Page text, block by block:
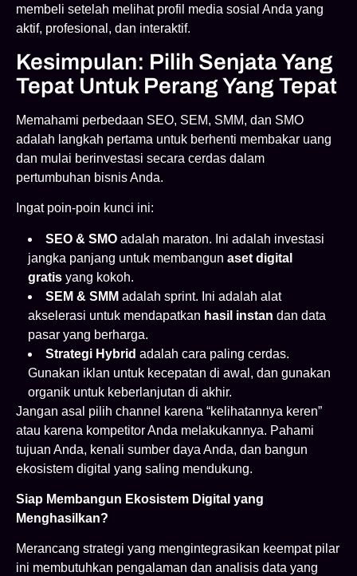
membeli setelah melihat profil media sosial Anda yang
aktif, profesional, dan interaktif.
Kesimpulan: Pilih Senjata Yang
Tepat Untuk Perang Yang Tepat
Memahami perbedaan SEO, SEM, SMM, dan SMO
adalah langkah pertama untuk berhenti membakar uang
dan mulai berinvestasi secara cerdas dalam
pertumbuhan bisnis Anda.
Ingat poin-poin kunci ini:
SEO & SMO adalah maraton. Ini adalah investasi
jangka panjang untuk membangun aset digital
gratis yang kokoh.
SEM & SMM adalah sprint. Ini adalah alat
akselerasi untuk mendapatkan hasil instan dan data
pasar yang berharga.
Strategi Hybrid adalah cara paling cerdas.
Gunakan iklan untuk kecepatan di awal, dan gunakan
organik untuk keberlanjutan di akhir.
Jangan asal pilih channel karena “kelihatannya keren”
atau karena kompetitor Anda melakukannya. Pahami
tujuan Anda, kenali sumber daya Anda, dan bangun
ekosistem digital yang saling mendukung.
Siap Membangun Ekosistem Digital yang
Menghasilkan?
Merancang strategi yang mengintegrasikan keempat pilar
ini membutuhkan pengalaman dan analisis data yang